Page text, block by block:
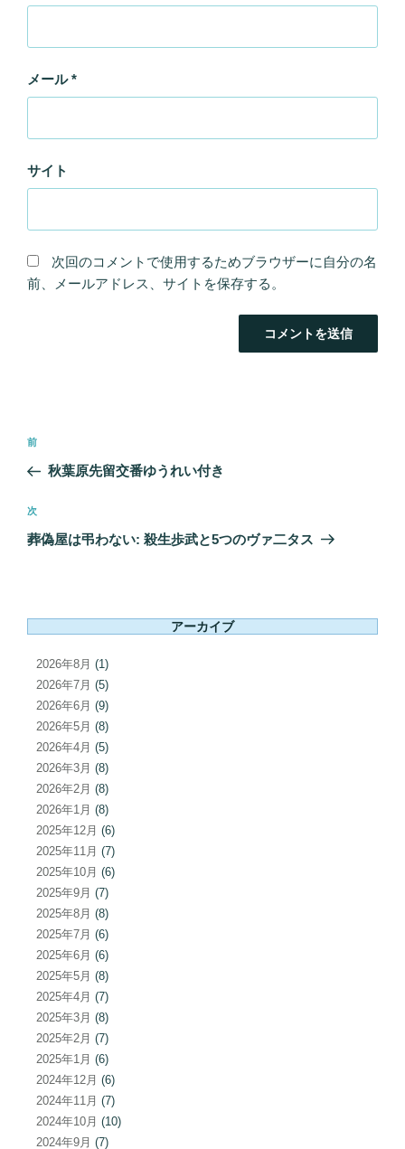
メール*
サイト
次回のコメントで使用するためブラウザーに自分の名
前、メールアドレス、サイトを保存する。
ナ
ビ
ー
ン
前
の
稿
前
秋葉原先留交番ゆうれい付き
次
の
次
葬偽屋は弔わない: 殺生歩武と5つのヴァ二タス
アーカイブ
2026年8月 (1)
2026年7月 (5)
2026年6月 (9)
2026年5月 (8)
2026年4月 (5)
2026年3月 (8)
2026年2月 (8)
2026年1月 (8)
2025年12月 (6)
2025年11月 (7)
2025年10月 (6)
2025年9月 (7)
2025年8月 (8)
2025年7月 (6)
2025年6月 (6)
2025年5月 (8)
2025年4月 (7)
2025年3月 (8)
2025年2月 (7)
2025年1月 (6)
2024年12月 (6)
2024年11月 (7)
2024年10月 (10)
2024年9月 (7)